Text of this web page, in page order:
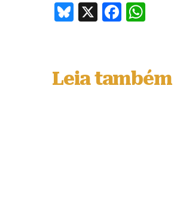
B
s
k
X
F
e
b
s
A
Leia também